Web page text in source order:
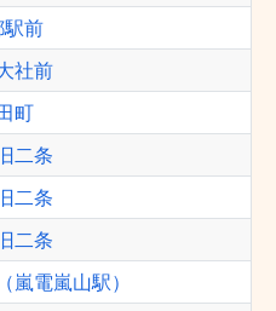
駅前
社前
町
二条
二条
二条
嵐電嵐山駅）